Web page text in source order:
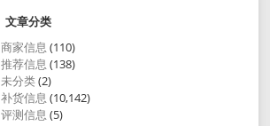
文章分类
商家信息 (110)
推荐信息 (138)
未分类(2)
补货信息 (10,142)
评测信息 (5)